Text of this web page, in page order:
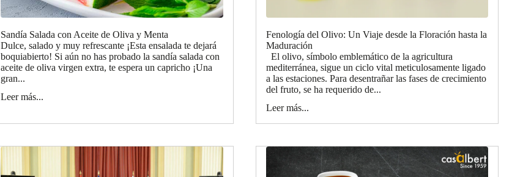
Sandía Salada con Aceite de Oliva y Menta
Dulce, salado y muy refrescante ¡Esta ensalada te dejará
boquiabierto! Si aún no has probado la sandía salada con
aceite de oliva virgen extra, te espera un capricho ¡Una
gran...
Leer más...
Fenología del Olivo: Un Viaje desde la Floración hasta la
Maduración
El olivo, símbolo emblemático de la agricultura
mediterránea, sigue un ciclo vital meticulosamente ligado
a las estaciones. Para desentrañar las fases de crecimiento
del fruto, se ha requerido de...
Leer más...